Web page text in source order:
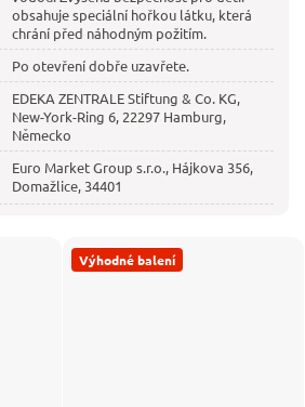
obsahuje speciální hořkou látku, která
chrání před náhodným požitím.
Po otevření dobře uzavřete.
EDEKA ZENTRALE Stiftung & Co. KG,
New-York-Ring 6, 22297 Hamburg,
Německo
Euro Market Group s.r.o., Hájkova 356,
Domažlice, 34401
Výhodné balení